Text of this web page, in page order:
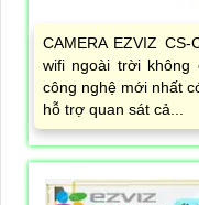
CAMERA EZVIZ CS-
wifi ngoài trời không
công nghệ mới nhất
hỗ trợ quan sát cả...